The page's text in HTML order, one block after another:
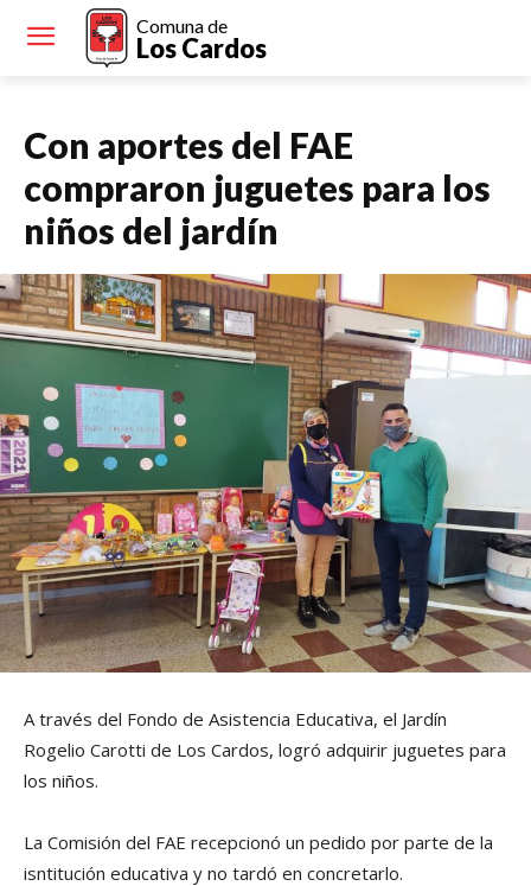
Comuna de
Los Cardos
Con aportes del FAE
compraron juguetes para los
niños del jardín
A través del Fondo de Asistencia Educativa, el Jardín
Rogelio Carotti de Los Cardos, logró adquirir juguetes para
los niños.
La Comisión del FAE recepcionó un pedido por parte de la
isntitución educativa y no tardó en concretarlo.